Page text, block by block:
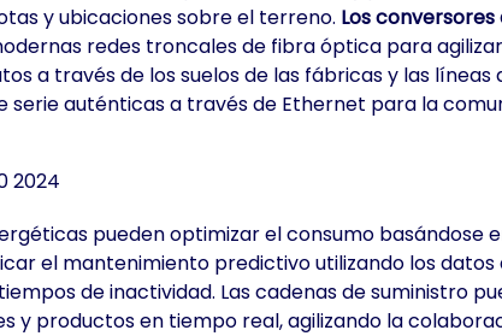
y ubicaciones sobre el terreno. Los
redes troncales de fibra óptica para
a través de los suelos de las fábricas y las líneas
auténticas a través de Ethernet para la
pueden optimizar el consumo basándose
el mantenimiento predictivo utilizando los datos
de inactividad. Las cadenas de suministro
productos en tiempo real, agilizando la